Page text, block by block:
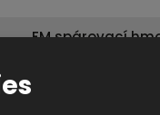
FM spárovací